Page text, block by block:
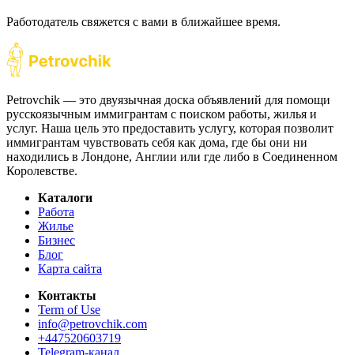
Работодатель свяжется с вами в ближайшее время.
Petrovchik — это двуязычная доска объявлений для помощи
русскоязычным иммигрантам с поиском работы, жилья и
услуг. Наша цель это предоставить услугу, которая позволит
иммигрантам чувствовать себя как дома, где бы они ни
находились в Лондоне, Англии или где либо в Соединенном
Королевстве.
Каталоги
Работа
Жилье
Бизнес
Блог
Карта сайта
Контакты
Term of Use
info@petrovchik.com
+447520603719
Telegram-канал